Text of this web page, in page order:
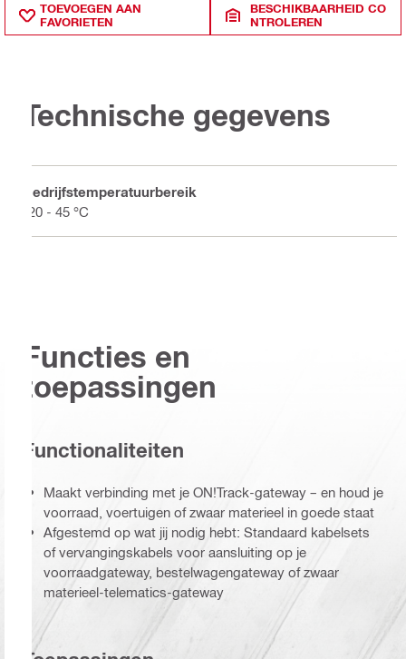
TOEVOEGEN AAN
FAVORIETEN
BESCHIKBAARHEID CO
NTROLEREN
Technische gegevens
Bedrijfstemperatuurbereik
-20 - 45 °C
Functies en
toepassingen
Functionaliteiten
Maakt verbinding met je ON!Track-gateway – en houd je
voorraad, voertuigen of zwaar materieel in goede staat
Afgestemd op wat jij nodig hebt: Standaard kabelsets
of vervangingskabels voor aansluiting op je
voorraadgateway, bestelwagengateway of zwaar
materieel-telematics-gateway